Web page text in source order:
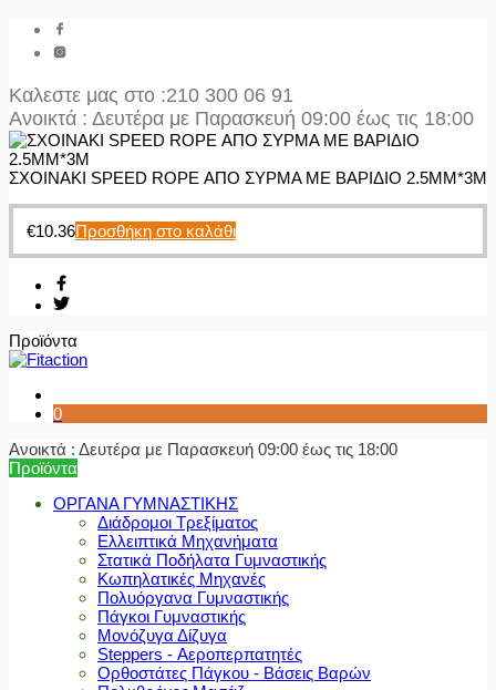
Καλεστε μας στο :210 300 06 91
Ανοικτά : Δευτέρα με Παρασκευή 09:00 έως τις 18:00
ΣΧΟΙΝΑΚΙ SPEED ROPE ΑΠΟ ΣΥΡΜΑ ΜΕ ΒΑΡΙΔΙΟ 2.5ΜΜ*3M
€10.36Προσθήκη στο καλάθι
Προϊόντα
0
Ανοικτά : Δευτέρα με Παρασκευή 09:00 έως τις 18:00
Προϊόντα
ΟΡΓΑΝΑ ΓΥΜΝΑΣΤΙΚΗΣ
Διάδρομοι Τρεξίματος
Ελλειπτικά Μηχανήματα
Στατικά Ποδήλατα Γυμναστικής
Κωπηλατικές Μηχανές
Πολυόργανα Γυμναστικής
Πάγκοι Γυμναστικής
Μονόζυγα Δίζυγα
Steppers - Αεροπερπατητές
Ορθοστάτες Πάγκου - Βάσεις Βαρών